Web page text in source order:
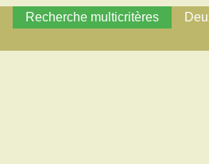
Recherche multicritères